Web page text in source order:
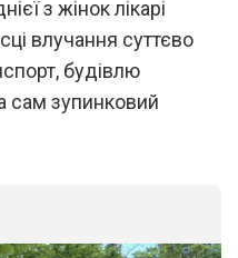
з жінок лікарі
влучання суттєво
будівлю
сам зупинковий